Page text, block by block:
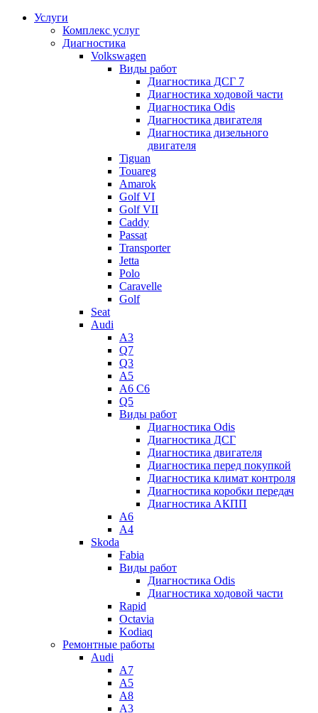
Услуги
Комплекс услуг
Диагностика
Volkswagen
Виды работ
Диагностика ДСГ 7
Диагностика ходовой части
Диагностика Odis
Диагностика двигателя
Диагностика дизельного
двигателя
Tiguan
Touareg
Amarok
Golf VI
Golf VII
Caddy
Passat
Transporter
Jetta
Polo
Caravelle
Golf
Seat
Audi
A3
Q7
Q3
A5
A6 C6
Q5
Виды работ
Диагностика Odis
Диагностика ДСГ
Диагностика двигателя
Диагностика перед покупкой
Диагностика климат контроля
Диагностика коробки передач
Диагностика АКПП
A6
A4
Skoda
Fabia
Виды работ
Диагностика Odis
Диагностика ходовой части
Rapid
Octavia
Kodiaq
Ремонтные работы
Audi
A7
A5
A8
A3